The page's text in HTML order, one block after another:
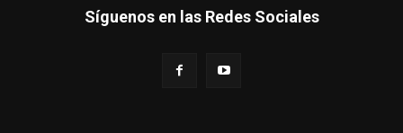
Síguenos en las Redes Sociales